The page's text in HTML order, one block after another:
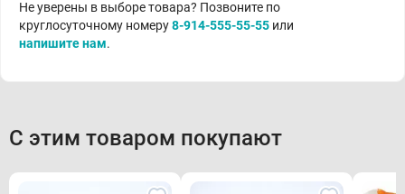
Не уверены в выборе товара? Позвоните по
круглосуточному номеру8-914-555-55-55 или
напишите нам.
С этим товаром покупают